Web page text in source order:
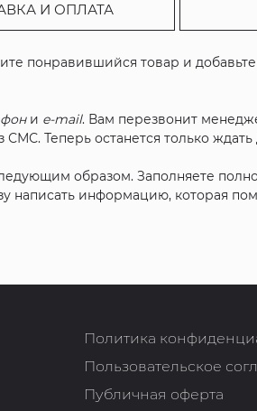
И ОПЛАТА
понравившийся товар и
и e-mail. Вам перезвонит
Теперь останется только ждать
образом. Заполняете
написать информацию, которая
Политика
Пользовательское
Публичная оферта